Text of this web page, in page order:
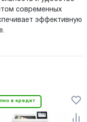
современных
эффективную
в кредит